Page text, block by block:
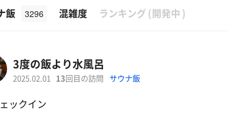
飯 3296 混雑度 ランキング (開発中 )
3度の飯より水風呂
2025.02.01 13回目の訪問 サウナ飯
ックイン